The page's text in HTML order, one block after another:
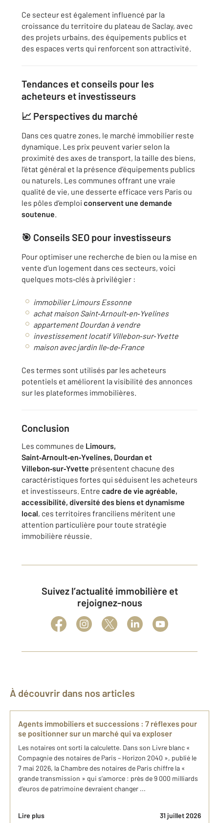
Ce secteur est également influencé par la
croissance du territoire du plateau de Saclay, avec
des projets urbains, des équipements publics et
des espaces verts qui renforcent son attractivité.
Tendances et conseils pour les
acheteurs et investisseurs
📈 Perspectives du marché
Dans ces quatre zones, le marché immobilier reste
dynamique. Les prix peuvent varier selon la
proximité des axes de transport, la taille des biens,
l’état général et la présence d’équipements publics
ou naturels. Les communes offrant une vraie
qualité de vie, une desserte efficace vers Paris ou
les pôles d’emploi conservent une demande
soutenue.
🎯 Conseils SEO pour investisseurs
Pour optimiser une recherche de bien ou la mise en
vente d’un logement dans ces secteurs, voici
quelques mots‑clés à privilégier :
immobilier Limours Essonne
achat maison Saint‑Arnoult‑en‑Yvelines
appartement Dourdan à vendre
investissement locatif Villebon‑sur‑Yvette
maison avec jardin Ile‑de‑France
Ces termes sont utilisés par les acheteurs
potentiels et améliorent la visibilité des annonces
sur les plateformes immobilières.
Conclusion
Les communes de Limours,
Saint‑Arnoult‑en‑Yvelines, Dourdan et
Villebon‑sur‑Yvette présentent chacune des
caractéristiques fortes qui séduisent les acheteurs
et investisseurs. Entre cadre de vie agréable,
accessibilité, diversité des biens et dynamisme
local, ces territoires franciliens méritent une
attention particulière pour toute stratégie
immobilière réussie.
Suivez l’actualité immobilière et
rejoignez-nous
À découvrir dans nos articles
Agents immobiliers et successions : 7 réflexes pour
se positionner sur un marché qui va exploser
Les notaires ont sorti la calculette. Dans son Livre blanc «
Compagnie des notaires de Paris – Horizon 2040 », publié le
7 mai 2026, la Chambre des notaires de Paris chiffre la «
grande transmission » qui s’amorce : près de 9 000 milliards
d’euros de patrimoine devraient changer ...
Lire plus 31 juillet 2026